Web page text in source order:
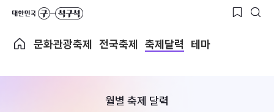
문화관광축제 전국축제 축제달력 테마
월별 축제 달력